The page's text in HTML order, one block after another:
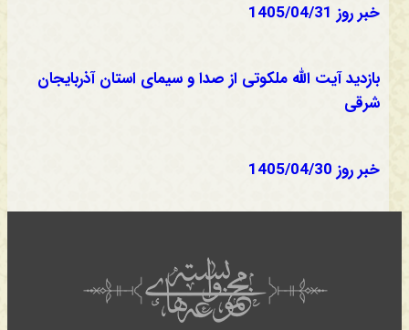
خبر روز 1405/04/31
بازدید آیت الله ملکوتی از صدا و سیمای استان آذربایجان
شرقی
خبر روز 1405/04/30